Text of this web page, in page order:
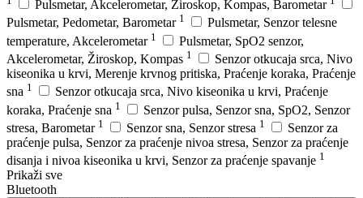
Pulsmetar, Akcelerometar, Žiroskop, Kompas, Barometar
Pulsmetar, Pedometar, Barometar 1
Pulsmetar, Senzor telesne
temperature, Akcelerometar 1
Pulsmetar, SpO2 senzor,
Akcelerometar, Žiroskop, Kompas 1
Senzor otkucaja srca, Nivo
kiseonika u krvi, Merenje krvnog pritiska, Praćenje koraka, Praćenje
sna 1
Senzor otkucaja srca, Nivo kiseonika u krvi, Praćenje
koraka, Praćenje sna 1
Senzor pulsa, Senzor sna, SpO2, Senzor
stresa, Barometar 1 Senzor sna, Senzor stresa 1
Senzor za
praćenje pulsa, Senzor za praćenje nivoa stresa, Senzor za praćenje
disanja i nivoa kiseonika u krvi, Senzor za praćenje spavanje 1
Prikaži sve
Bluetooth